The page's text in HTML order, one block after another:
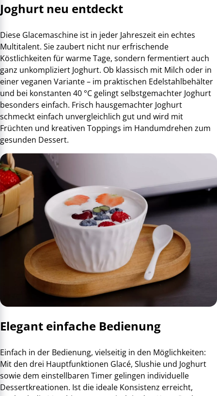
Joghurt neu entdeckt
Diese Glacemaschine ist in jeder Jahreszeit ein echtes
Multitalent. Sie zaubert nicht nur erfrischende
Köstlichkeiten für warme Tage, sondern fermentiert auch
ganz unkompliziert Joghurt. Ob klassisch mit Milch oder in
einer veganen Variante – im praktischen Edelstahlbehälter
und bei konstanten 40 °C gelingt selbstgemachter Joghurt
besonders einfach. Frisch hausgemachter Joghurt
schmeckt einfach unvergleichlich gut und wird mit
Früchten und kreativen Toppings im Handumdrehen zum
gesunden Dessert.
Elegant einfache Bedienung
Einfach in der Bedienung, vielseitig in den Möglichkeiten:
Mit den drei Hauptfunktionen Glacé, Slushie und Joghurt
sowie dem einstellbaren Timer gelingen individuelle
Dessertkreationen. Ist die ideale Konsistenz erreicht,